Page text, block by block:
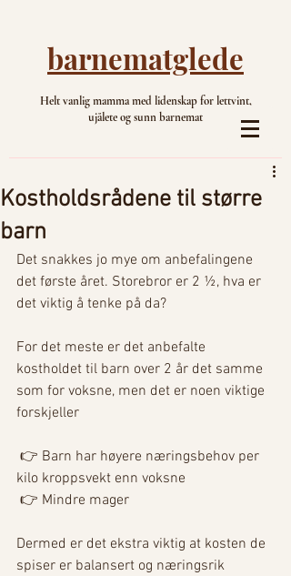
barnematglede
Helt vanlig mamma med lidenskap for lettvint,
ujålete og sunn barnemat
Kostholdsrådene til større
barn
Det snakkes jo mye om anbefalingene
det første året. Storebror er 2 ½, hva er
det viktig å tenke på da?
For det meste er det anbefalte
kostholdet til barn over 2 år det samme
som for voksne, men det er noen viktige
forskjeller
kilo kroppsvekt enn voksne
👉 Mindre mager
Dermed er det ekstra viktig at kosten de
spiser er balansert og næringsrik